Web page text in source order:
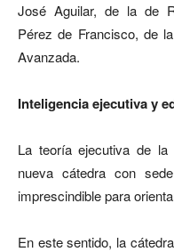
José Aguilar, de la de
Pérez de Francisco, de
Avanzada.
Inteligencia ejecutiva y
La teoría ejecutiva de
nueva cátedra con
imprescindible para
En este sentido, la